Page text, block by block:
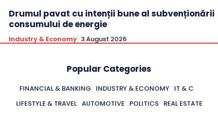
Drumul pavat cu intenții bune al subvenționării
consumului de energie
Industry & Economy 3 August 2026
Popular Categories
FINANCIAL & BANKING INDUSTRY & ECONOMY IT & C
LIFESTYLE & TRAVEL AUTOMOTIVE POLITICS REAL ESTATE